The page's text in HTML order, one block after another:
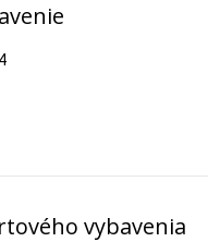
vybavenia